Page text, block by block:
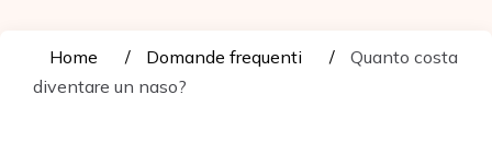
Home Domande frequenti
Quanto costa
diventare un naso?